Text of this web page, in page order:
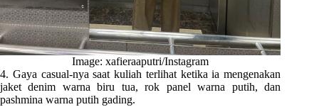
Image: xafieraaputri/Instagram
4. Gaya casual-nya saat kuliah terlihat ketika ia mengenakan
jaket denim warna biru tua, rok panel warna putih, dan
pashmina warna putih gading.